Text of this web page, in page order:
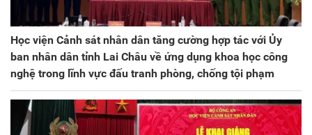
Học viện Cảnh sát nhân dân tăng cường hợp tác với Ủy
ban nhân dân tỉnh Lai Châu về ứng dụng khoa học công
nghệ trong lĩnh vực đấu tranh phòng, chống tội phạm